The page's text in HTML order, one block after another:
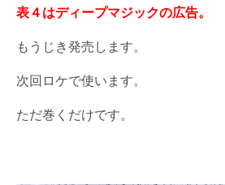
表４はディープマジックの広告。
もうじき発売します。
次回ロケで使います。
ただ巻くだけです。